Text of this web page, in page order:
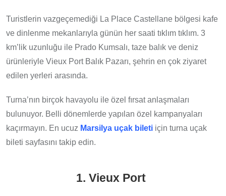
Turistlerin vazgeçemediği La Place Castellane bölgesi kafe
ve dinlenme mekanlarıyla günün her saati tıklım tıklım. 3
km’lik uzunluğu ile Prado Kumsalı, taze balık ve deniz
ürünleriyle Vieux Port Balık Pazarı, şehrin en çok ziyaret
edilen yerleri arasında.
Turna’nın birçok havayolu ile özel fırsat anlaşmaları
bulunuyor. Belli dönemlerde yapılan özel kampanyaları
kaçırmayın. En ucuz Marsilya uçak bileti için turna uçak
bileti sayfasını takip edin.
1. Vieux Port